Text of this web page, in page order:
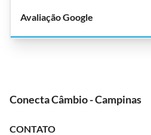
Conecta Câmbio - Campinas
CONTATO